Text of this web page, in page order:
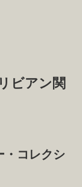
ビアン関
・コレクシ